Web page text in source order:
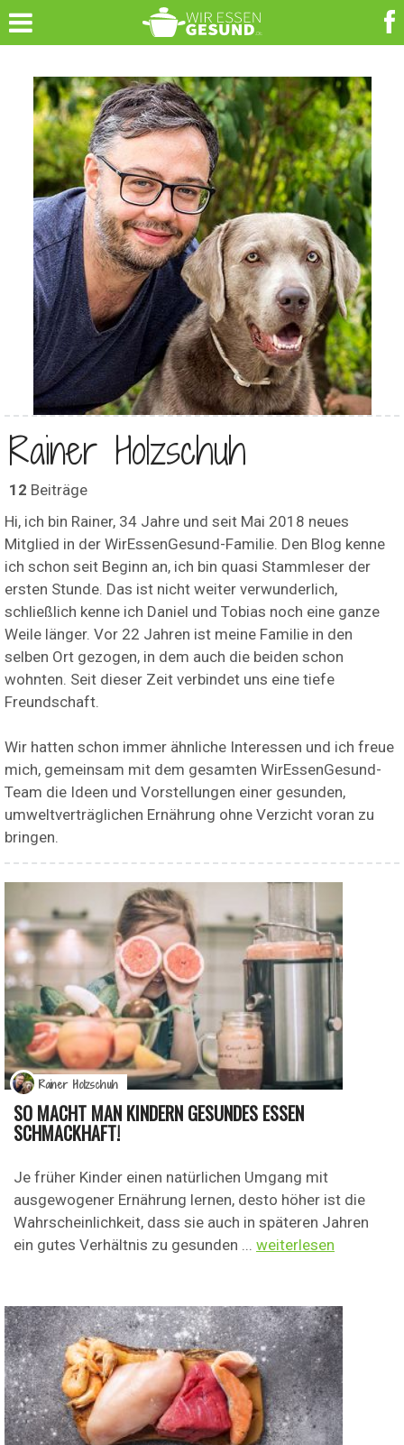
Rainer Holzschuh
12 Beiträge
Hi, ich bin Rainer, 34 Jahre und seit Mai 2018 neues
Mitglied in der WirEssenGesund-Familie. Den Blog kenne
ich schon seit Beginn an, ich bin quasi Stammleser der
ersten Stunde. Das ist nicht weiter verwunderlich,
schließlich kenne ich Daniel und Tobias noch eine ganze
Weile länger. Vor 22 Jahren ist meine Familie in den
selben Ort gezogen, in dem auch die beiden schon
wohnten. Seit dieser Zeit verbindet uns eine tiefe
Freundschaft.
Wir hatten schon immer ähnliche Interessen und ich freue
mich, gemeinsam mit dem gesamten WirEssenGesund-
Team die Ideen und Vorstellungen einer gesunden,
umweltverträglichen Ernährung ohne Verzicht voran zu
bringen.
SO MACHT MAN KINDERN GESUNDES ESSEN
SCHMACKHAFT!
Je früher Kinder einen natürlichen Umgang mit
ausgewogener Ernährung lernen, desto höher ist die
Wahrscheinlichkeit, dass sie auch in späteren Jahren
ein gutes Verhältnis zu gesunden ... weiterlesen
Rainer Holzschuh